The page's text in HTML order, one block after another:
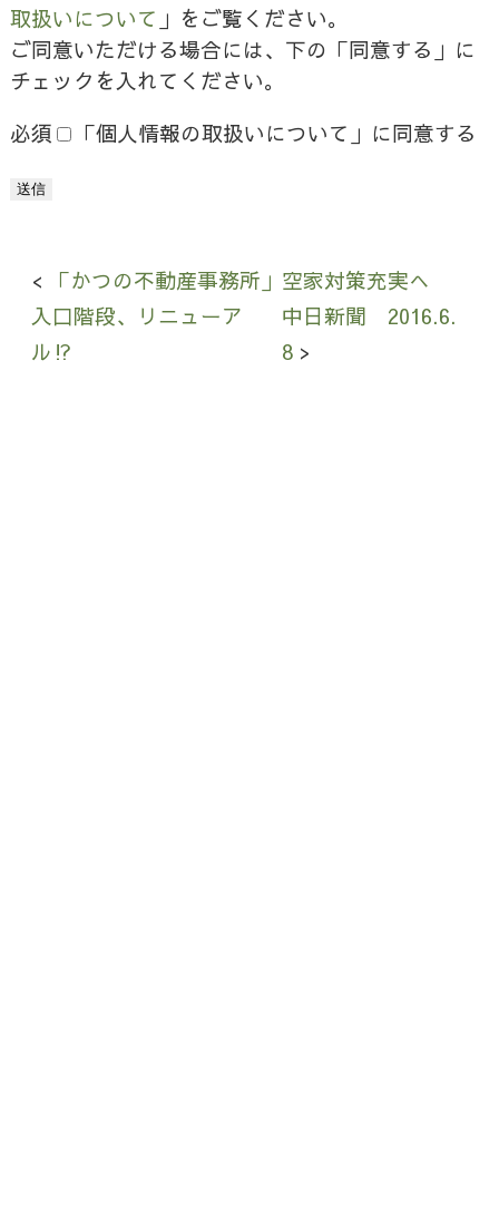
取扱いについて 」をご覧ください。
ご同意いただける場合には、下の「同意する」に
チェックを入れてください。
必須
「個人情報の取扱いについて」に同意する
「かつの不動産事務所」
入口階段、リニューア
ル⁉
空家対策充実へ
中日新聞 2016.6.
8